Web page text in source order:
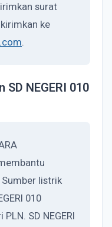
surat
ke
.
NEGERI 010
listrik
010
SD NEGERI